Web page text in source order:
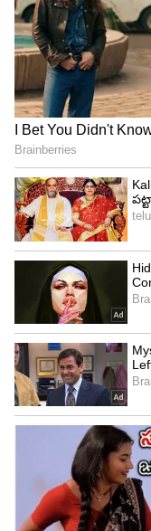
కనిష్ట స్థాయికి
దేశీయ కరెన్సీ
వద్ద సరికొత్త కనిష్ట
చెందుతున్న
రూపాయి
పెరుగుదల కారణంగా
ఏమైనప్పటికీ,
అప్‌సైడ్‌లు
మార్నింగ్ నోట్‌లో